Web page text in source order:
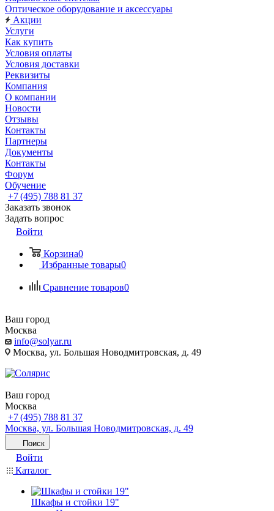
Оптическое оборудование и аксессуары
Акции
Услуги
Как купить
Условия оплаты
Условия доставки
Реквизиты
Компания
О компании
Новости
Отзывы
Контакты
Партнеры
Документы
Контакты
Форум
Обучение
+7 (495) 788 81 37
Заказать звонок
Задать вопрос
Войти
Корзина0
Избранные товары0
Сравнение товаров0
Ваш город
Москва
info@solyar.ru
Москва, ул. Большая Новодмитровская, д. 49
Ваш город
Москва
+7 (495) 788 81 37
Москва, ул. Большая Новодмитровская, д. 49
Поиск
Войти
Каталог
Шкафы и стойки 19"